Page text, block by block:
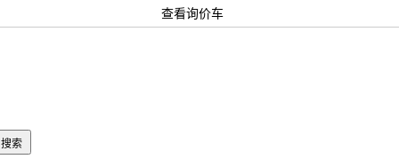
查看询价车